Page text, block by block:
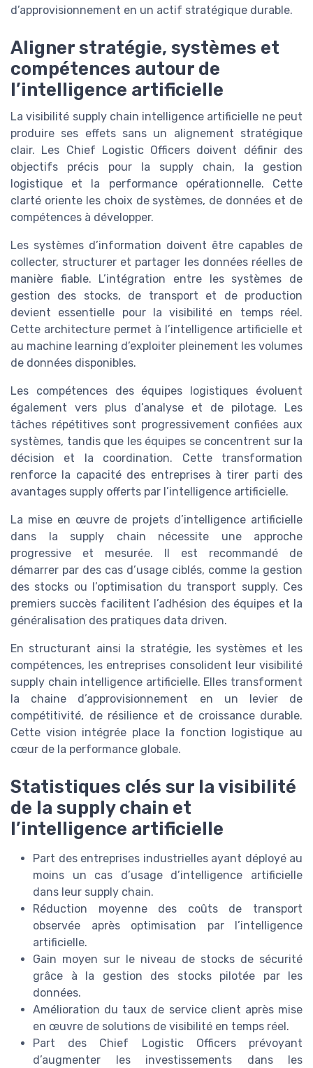
d’approvisionnement en un actif stratégique durable.
Aligner stratégie, systèmes et
compétences autour de
l’intelligence artificielle
La visibilité supply chain intelligence artificielle ne peut
produire ses effets sans un alignement stratégique
clair. Les Chief Logistic Officers doivent définir des
objectifs précis pour la supply chain, la gestion
logistique et la performance opérationnelle. Cette
clarté oriente les choix de systèmes, de données et de
compétences à développer.
Les systèmes d’information doivent être capables de
collecter, structurer et partager les données réelles de
manière fiable. L’intégration entre les systèmes de
gestion des stocks, de transport et de production
devient essentielle pour la visibilité en temps réel.
Cette architecture permet à l’intelligence artificielle et
au machine learning d’exploiter pleinement les volumes
de données disponibles.
Les compétences des équipes logistiques évoluent
également vers plus d’analyse et de pilotage. Les
tâches répétitives sont progressivement confiées aux
systèmes, tandis que les équipes se concentrent sur la
décision et la coordination. Cette transformation
renforce la capacité des entreprises à tirer parti des
avantages supply offerts par l’intelligence artificielle.
La mise en œuvre de projets d’intelligence artificielle
dans la supply chain nécessite une approche
progressive et mesurée. Il est recommandé de
démarrer par des cas d’usage ciblés, comme la gestion
des stocks ou l’optimisation du transport supply. Ces
premiers succès facilitent l’adhésion des équipes et la
généralisation des pratiques data driven.
En structurant ainsi la stratégie, les systèmes et les
compétences, les entreprises consolident leur visibilité
supply chain intelligence artificielle. Elles transforment
la chaine d’approvisionnement en un levier de
compétitivité, de résilience et de croissance durable.
Cette vision intégrée place la fonction logistique au
cœur de la performance globale.
Statistiques clés sur la visibilité
de la supply chain et
l’intelligence artificielle
Part des entreprises industrielles ayant déployé au
moins un cas d’usage d’intelligence artificielle
dans leur supply chain.
Réduction moyenne des coûts de transport
observée après optimisation par l’intelligence
artificielle.
Gain moyen sur le niveau de stocks de sécurité
grâce à la gestion des stocks pilotée par les
données.
Amélioration du taux de service client après mise
en œuvre de solutions de visibilité en temps réel.
Part des Chief Logistic Officers prévoyant
d’augmenter les investissements dans les